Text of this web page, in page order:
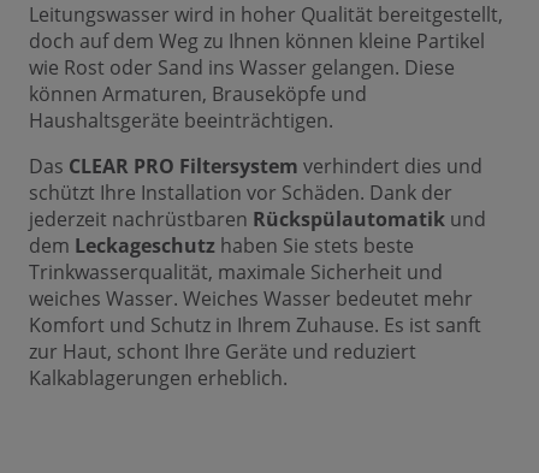
Leitungswasser wird in hoher Qualität bereitgestellt,
doch auf dem Weg zu Ihnen können kleine Partikel
wie Rost oder Sand ins Wasser gelangen. Diese
können Armaturen, Brauseköpfe und
Haushaltsgeräte beeinträchtigen.
Das CLEAR PRO Filtersystem verhindert dies und
schützt Ihre Installation vor Schäden. Dank der
jederzeit nachrüstbaren Rückspülautomatik und
dem Leckageschutz haben Sie stets beste
Trinkwasserqualität, maximale Sicherheit und
weiches Wasser. Weiches Wasser bedeutet mehr
Komfort und Schutz in Ihrem Zuhause. Es ist sanft
zur Haut, schont Ihre Geräte und reduziert
Kalkablagerungen erheblich.